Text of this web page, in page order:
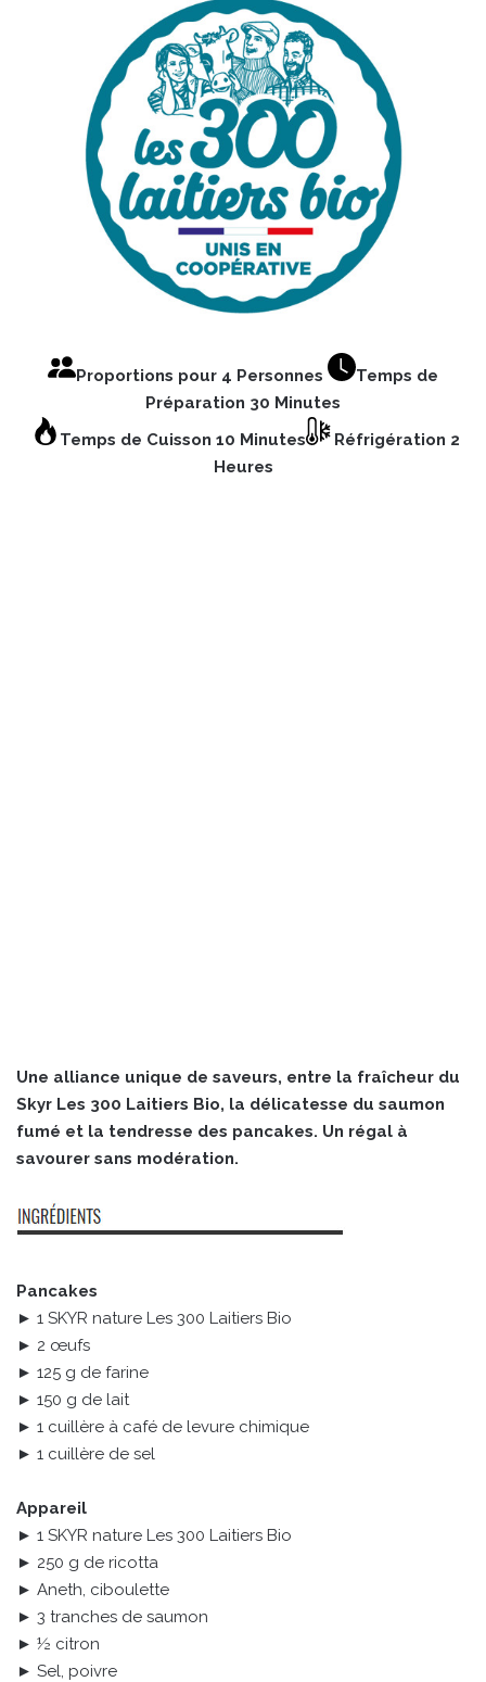
Proportions pour 4 Personnes
Temps de
Préparation 30 Minutes
Temps de Cuisson 10 Minutes
Réfrigération 2
Heures
Une alliance unique de saveurs, entre la fraîcheur du
Skyr Les 300 Laitiers Bio, la délicatesse du saumon
fumé et la tendresse des pancakes. Un régal à
savourer sans modération.
Pancakes
► 1 SKYR nature Les 300 Laitiers Bio
► 2 œufs
► 125 g de farine
► 150 g de lait
► 1 cuillère à café de levure chimique
► 1 cuillère de sel
Appareil
► 1 SKYR nature Les 300 Laitiers Bio
► 250 g de ricotta
► Aneth, ciboulette
► 3 tranches de saumon
► ½ citron
► Sel, poivre